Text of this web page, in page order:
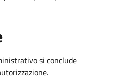
si conclude